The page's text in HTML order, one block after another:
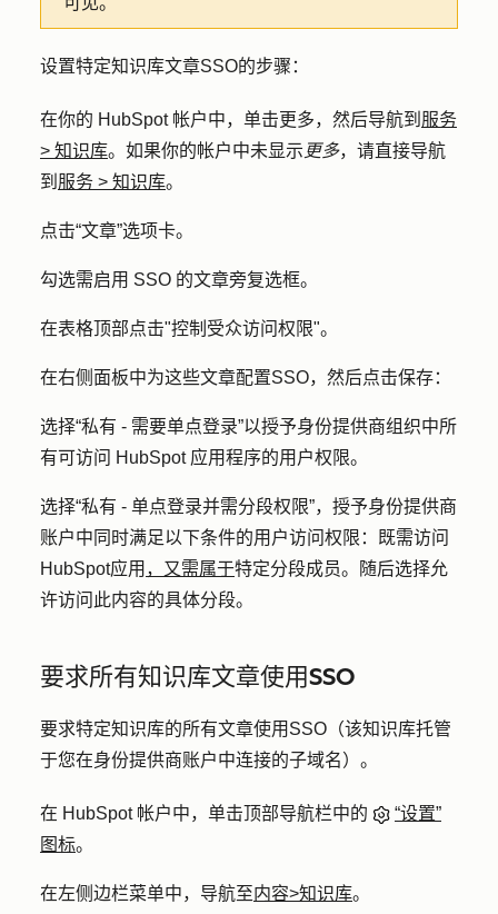
设置特定知识库文章SSO的步骤：
在你的 HubSpot 帐户中，单击更多，然后导航到 服务
> 知识库。如果你的帐户中未显示 更多，请直接导航
到 服务 > 知识库。
点击“文章”选项卡。
勾选需启用 SSO 的文章旁复选框。
在表格顶部点击"控制受众访问权限"。
在右侧面板中为这些文章配置SSO，然后点击保存：
选择“私有 - 需要单点登录”以授予身份提供商组织中所
有可访问 HubSpot 应用程序的用户权限。
选择“私有 - 单点登录并需分段权限”， 授予身份提供商
账户中同时满足以下条件的用户访问权限：既需访问
HubSpot应用 ，又需属于特定分段成员。随后选择允
许访问此内容的具体分段。
要求所有知识库文章使用SSO
要求特定知识库的所有文章使用SSO（该知识库托管
于您在身份提供商账户中连接的子域名）。
在 HubSpot 帐户中，单击顶部导航栏中的
“设置”
图标。
在左侧边栏菜单中，导航至内容>知识库。